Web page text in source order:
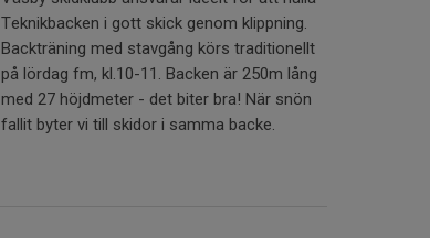
Teknikbacken i gott skick genom klippning.
Backträning med stavgång körs traditionellt
på lördag fm, kl.10-11. Backen är 250m lång
med 27 höjdmeter - det biter bra! När snön
fallit byter vi till skidor i samma backe.